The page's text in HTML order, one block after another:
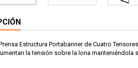
Estructura Portabanner de Cuatro
la tensión sobre la lona manteniéndola